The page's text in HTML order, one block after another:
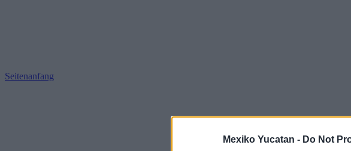
Mexiko Yucatan - Do Not
Seitenanfang